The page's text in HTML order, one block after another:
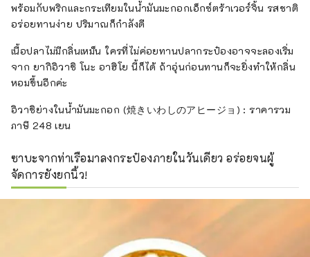
พร้อมกับพริกและกระเทียมในน้ำมันมะกอกเอ็กซ์ตร้าเวอร์จิ้น รสชาติ
อร่อยทานง่าย ปริมาณก็กำลังดี
เนื้อปลาไม่มีกลิ่นเหม็น ใครที่ไม่ค่อยทานปลากระป๋องอาจจะลองเริ่ม
จาก ยากิอิวาชิ โนะ อาฮิโย นี้ก็ได้ ถ้าอุ่นก่อนทานก็จะยิ่งทำให้กลิ่น
หอมขึ้นอีกค่ะ
อิวาชิย่างในน้ำมันมะกอก (焼きいわしのアヒージョ) : ราคารวม
ภาษี 248 เยน
ซาบะจากท่าเรือมาลงกระป๋องภายในวันเดียว อร่อยจนผู้
จัดการยังยกนิ้ว!